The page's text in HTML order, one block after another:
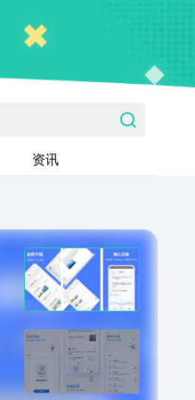
资讯